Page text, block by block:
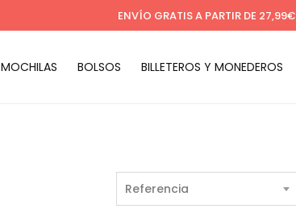
ENVÍO GRATIS A PARTIR DE 27,99€
MOCHILAS BOLSOS BILLETEROS Y MONEDEROS